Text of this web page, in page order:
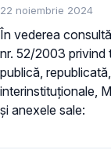
22 noiembrie 2024
În vederea
nr. 52/2003 privind
publică,
interinstituționale,
și anexele sale: